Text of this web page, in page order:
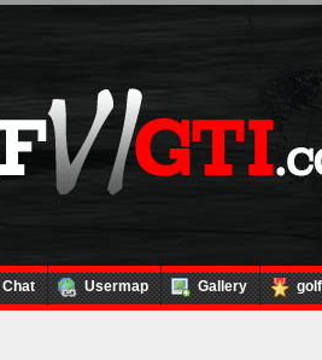
Chat Usermap Gallery